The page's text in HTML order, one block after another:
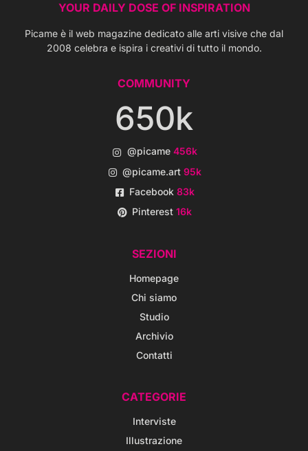
YOUR DAILY DOSE OF INSPIRATION
Picame è il web magazine dedicato alle arti visive che dal
2008 celebra e ispira i creativi di tutto il mondo.
COMMUNITY
650k
@picame 456k
@picame.art95k
Facebook83k
Pinterest16k
SEZIONI
Homepage
Chi siamo
Studio
Archivio
Contatti
CATEGORIE
Interviste
Illustrazione